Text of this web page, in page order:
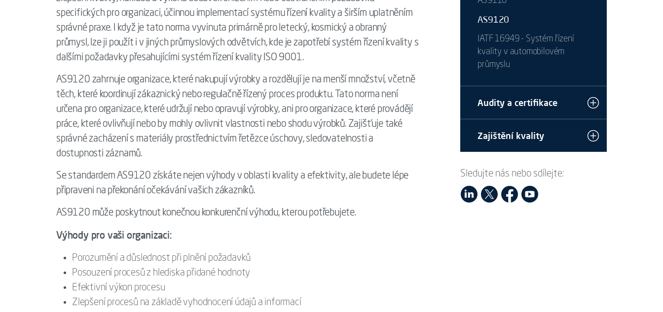
specifických pro organizaci, účinnou implementací systému řízení kvality a širším uplatněním
správné praxe. I když je tato norma vyvinuta primárně pro letecký, kosmický a obranný
průmysl, lze ji použít i v jiných průmyslových odvětvích, kde je zapotřebí systém řízení kvality s
dalšími požadavky přesahujícími systém řízení kvality ISO 9001.
AS9120 zahrnuje organizace, které nakupují výrobky a rozdělují je na menší množství, včetně
těch, které koordinují zákaznický nebo regulačně řízený proces produktu. Tato norma není
určena pro organizace, které udržují nebo opravují výrobky, ani pro organizace, které provádějí
práce, které ovlivňují nebo by mohly ovlivnit vlastnosti nebo shodu výrobků. Zajišťuje také
správné zacházení s materiály prostřednictvím řetězce úschovy, sledovatelnosti a
dostupnosti záznamů.
Se standardem AS9120 získáte nejen výhody v oblasti kvality a efektivity, ale budete lépe
připraveni na překonání očekávání vašich zákazníků.
AS9120 může poskytnout konečnou konkurenční výhodu, kterou potřebujete.
Výhody pro vaši organizaci:
Porozumění a důslednost při plnění požadavků
Posouzení procesů z hlediska přidané hodnoty
Efektivní výkon procesu
Zlepšení procesů na základě vyhodnocení údajů a informací
AS9120
IATF 16949 - Systém řízení
kvality v automobilovém
průmyslu
Audity a certifikace
Zajištění kvality
Sledujte nás nebo sdílejte: